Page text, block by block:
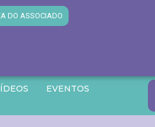
DO ASSOCIADO
EVENTOS